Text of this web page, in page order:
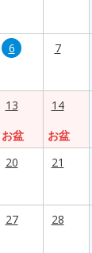
6 7
13
お盆
14
お盆
20 21
27 28